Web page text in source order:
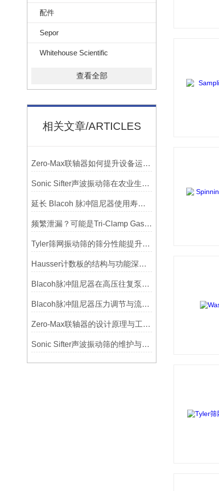
配件
Sepor
Whitehouse Scientific
查看全部
相关文章/ARTICLES
Zero-Max联轴器如何提升设备运行精度？
Sonic Sifter声波振动筛在农业生产中的应用与优化
延长 Blacoh 脉冲阻尼器使用寿命的维护技巧大公开
频繁泄漏？可能是Tri-Clamp Gasket垫圈安装的这5个误区导致的
Tyler筛网振动筛的筛分性能提升技巧
Hausser计数板的结构与功能深度解析
Blacoh脉冲阻尼器在高压往复泵系统中的应用
Blacoh脉冲阻尼器压力调节与流量匹配技巧
Zero-Max联轴器的设计原理与工艺流程解析
Sonic Sifter声波振动筛的维护与保养指南